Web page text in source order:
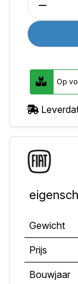
Gewicht
Prijs
Bouwjaar
Op